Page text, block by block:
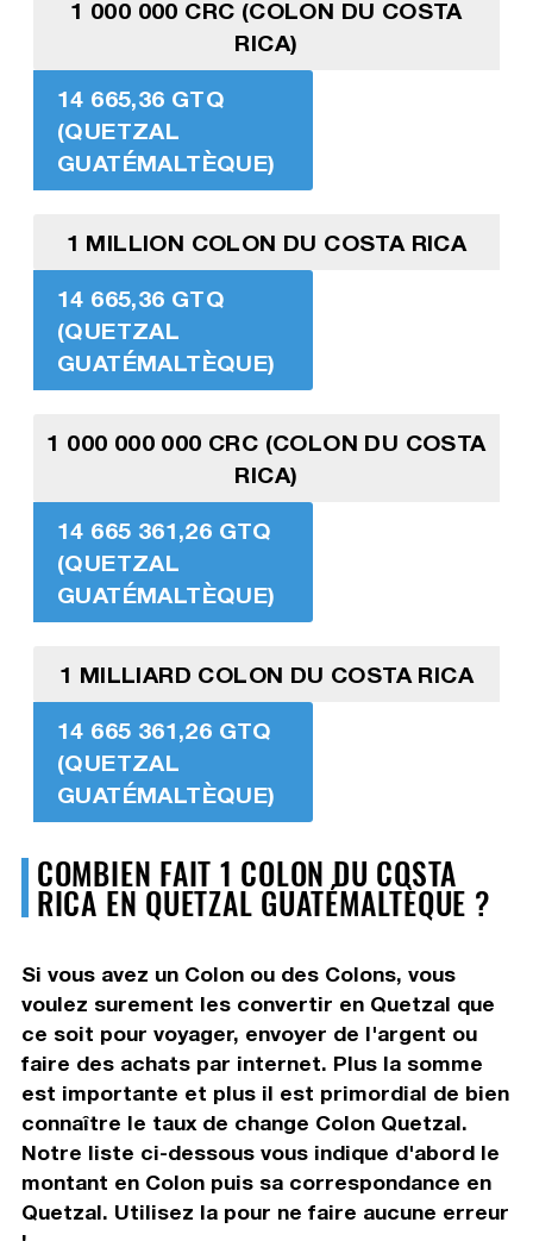
1 000 000 CRC (COLON DU COSTA
RICA)
14 665,36 GTQ
(QUETZAL
GUATÉMALTÈQUE)
1 MILLION COLON DU COSTA RICA
14 665,36 GTQ
(QUETZAL
GUATÉMALTÈQUE)
1 000 000 000 CRC (COLON DU COSTA
RICA)
14 665 361,26 GTQ
(QUETZAL
GUATÉMALTÈQUE)
1 MILLIARD COLON DU COSTA RICA
14 665 361,26 GTQ
(QUETZAL
GUATÉMALTÈQUE)
COMBIEN FAIT 1 COLON DU COSTA
RICA EN QUETZAL GUATÉMALTÈQUE ?
Si vous avez un Colon ou des Colons, vous
voulez surement les convertir en Quetzal que
ce soit pour voyager, envoyer de l'argent ou
faire des achats par internet. Plus la somme
est importante et plus il est primordial de bien
connaître le taux de change Colon Quetzal.
Notre liste ci-dessous vous indique d'abord le
montant en Colon puis sa correspondance en
Quetzal. Utilisez la pour ne faire aucune erreur